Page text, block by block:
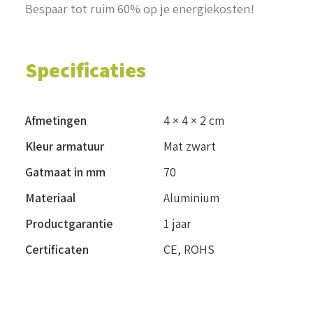
Bespaar tot ruim 60% op je energiekosten!
Specificaties
Afmetingen
4 × 4 × 2 cm
Kleur armatuur
Mat zwart
Gatmaat in mm
70
Materiaal
Aluminium
Productgarantie
1 jaar
Certificaten
CE, ROHS